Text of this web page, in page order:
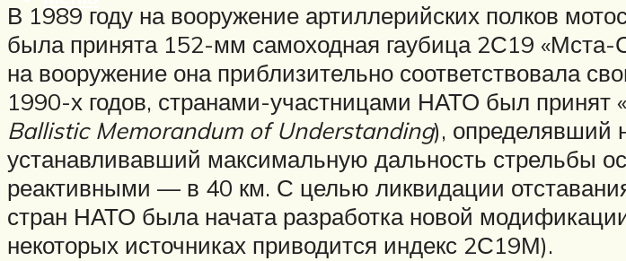
В 1989 году на вооружение артиллерийских полков
была принята 152-мм самоходная гаубица 2С19 «Мста-
на вооружение она приблизительно соответствовала
1990-х годов, странами-участницами НАТО был
Ballistic Memorandum of Understanding), определявший
устанавливавший максимальную дальность стрельбы
реактивными — в 40 км. С целью ликвидации
стран НАТО была начата разработка новой
некоторых источниках приводится индекс 2С19М).